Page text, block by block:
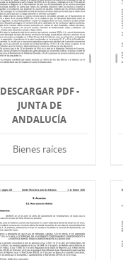
DESCARGAR PDF -
JUNTA DE
ANDALUCÍA
Bienes raíces